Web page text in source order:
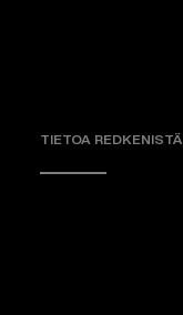
TIETOA REDKENISTÄ